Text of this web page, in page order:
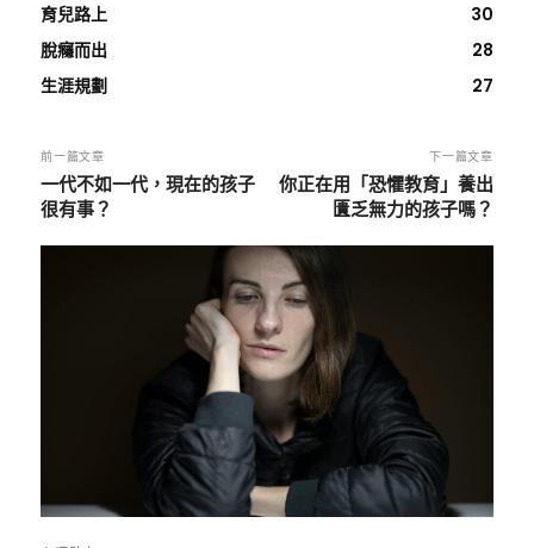
育兒路上
30
脫癮而出
28
生涯規劃
27
前一篇文章
一代不如一代，現在的孩子
很有事？
下一篇文章
你正在用「恐懼教育」養出
匱乏無力的孩子嗎？